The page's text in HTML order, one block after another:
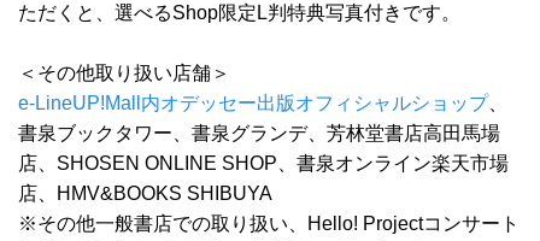
ただくと、選べるShop限定L判特典写真付きです。
＜その他取り扱い店舗＞
e-LineUP!Mall内オデッセー出版オフィシャルショップ、
書泉ブックタワー、書泉グランデ、芳林堂書店高田馬場
店、SHOSEN ONLINE SHOP、書泉オンライン楽天市場
店、HMV&BOOKS SHIBUYA
※その他一般書店での取り扱い、Hello! Projectコンサート